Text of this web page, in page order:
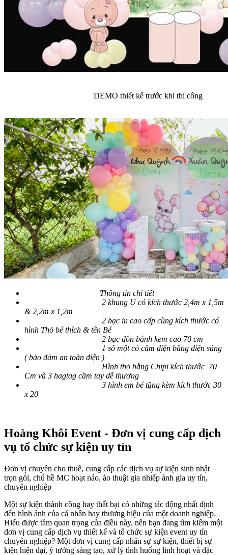
DEMO thiết kế trước khi thi công
Thông tin chi tiết
2 khung U có kích thước 2,4m x 1,5m
& 2,2m x 1,2m
2 bạc in cao cấp cùng kích thước có
hình Thỏ bé thích & tên Bé
2 bục đôn bánh kem cao 70 cm
1 số một có cắm điện bằng điện sáng
( bảo đảm an toàn điện )
Hình thỏ bằng Chipi kích thước 70
Cm và 3 hagtag cầm tay dễ thương
3 hình em bé tặng kèm kích thước 30
x 20
Hoàng Khôi Event - Đơn vị cung cấp dịch
vụ tổ chức sự kiện uy tín
Đơn vị chuyên cho thuê, cung cấp các dịch vụ sự kiện sinh nhật
trọn gói, chú hề MC hoạt náo, ảo thuật gia nhiếp ảnh gia uy tín,
chuyên nghiệp
Một sự kiện thành công hay thất bại có những tác động nhất định
đến hình ảnh của cá nhân hay thương hiệu của một doanh nghiệp.
Hiểu được tầm quan trọng của điều này, nên bạn đang tìm kiếm một
đơn vị cung cấp dịch vụ thiết kế và tổ chức sự kiện event uy tín
chuyên nghiệp? Một đơn vị cung cấp nhân sự sự kiện, thiết bị sự
kiện hiện đại, ý tưởng sáng tạo, xử lý tình huống linh hoạt và đặc